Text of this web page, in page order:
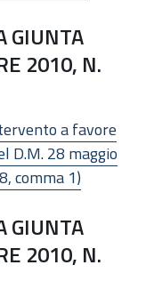
GIUNTA
2010, N.
a favore
D.M. 28 maggio
comma 1)
GIUNTA
2010, N.